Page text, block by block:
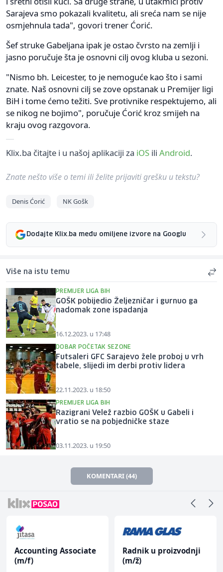
Sarajeva smo pokazali kvalitetu, ali sreća nam se nije
osmjehnula tada", govori trener Ćorić.
Šef struke Gabeljana ipak je ostao čvrsto na zemlji i
jasno poručuje šta je osnovni cilj ovog kluba u sezoni.
"Nismo bh. Leicester, to je nemoguće kao što i sami
znate. Naš osnovni cilj se zove opstanak u Premijer ligi
BiH i tome ćemo težiti. Sve protivnike respektujemo, ali
se nikog ne bojimo", poručuje Ćorić kroz smijeh na
kraju ovog razgovora.
Klix.ba čitajte i u našoj aplikaciji za iOS ili Android.
Znate nešto više o temi ili želite prijaviti grešku u tekstu?
Denis Ćorić NK Gošk
Dodajte Klix.ba među omiljene izvore na Googlu
Više na istu temu
PREMIJER LIGA BIH
GOŠK pobijedio Željezničar i gurnuo ga
nadomak zone ispadanja
16.12.2023. u 17:48
DOBAR POČETAK SEZONE
Futsaleri GFC Sarajevo žele proboj u vrh
tabele, slijedi im derbi protiv lidera
22.11.2023. u 18:50
PREMIJER LIGA BIH
Razigrani Velež razbio GOŠK u Gabeli i
vratio se na pobjedničke staze
03.11.2023. u 19:50
KOMENTARI (44)
Accounting Associate
(m/f)
Radnik u proizvodnji
(m/ž)